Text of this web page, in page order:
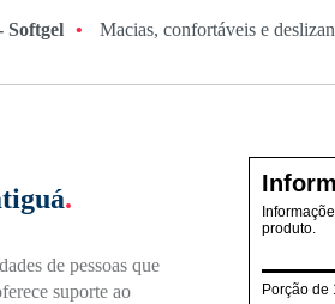
Softgel • Macias, confortáveis e
.
de pessoas que
suporte ao
produto.
Porção de